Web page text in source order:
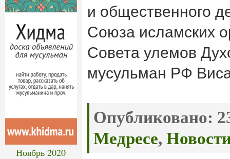
Ноябрь 2020
и общественного
Союза исламских
Совета улемов
мусульман РФ
Опубликовано:
Медресе,